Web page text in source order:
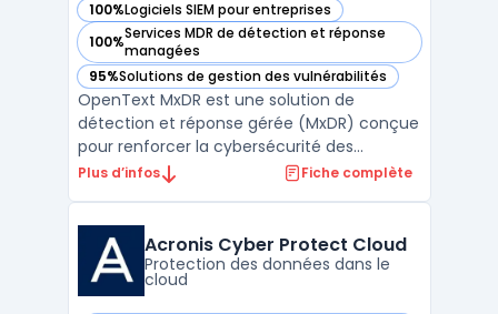
100%Logiciels SIEM pour entreprises
— voir OpenText MxDR dans cette catégorie
100%Services MDR de détection et réponse
managées
— voir OpenText MxDR dans cette catégorie
95%Solutions de gestion des vulnérabilités
— voir OpenText MxDR dans cette catégorie
OpenText MxDR est une solution de
détection et réponse gérée (MxDR) conçue
pour renforcer la cybersécurité des
entreprises grâce à une protection
continue et expertise humaine pour
identifier et traiter les menaces en temps r
Plus d’infos Fiche complète
Acronis Cyber Protect Cloud
Protection des données dans le
cloud